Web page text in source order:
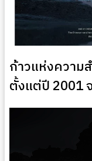
ก้าวแห่งความ
ตั้งแต่ปี 2001